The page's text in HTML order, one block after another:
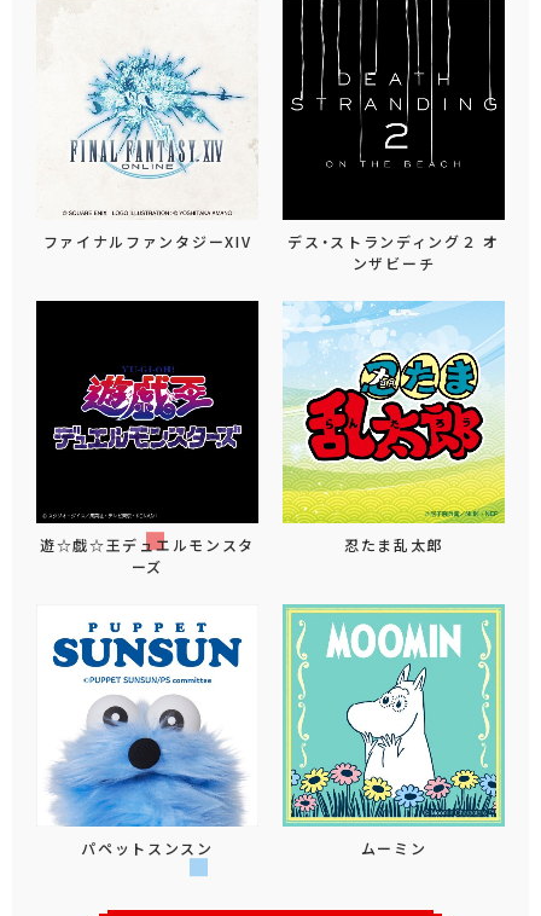
ファイナルファンタジーXIV
デス・ストランディング２ オ
ンザビーチ
遊☆戯☆王デュエルモンスタ
ーズ
忍たま乱太郎
パペットスンスン ムーミン